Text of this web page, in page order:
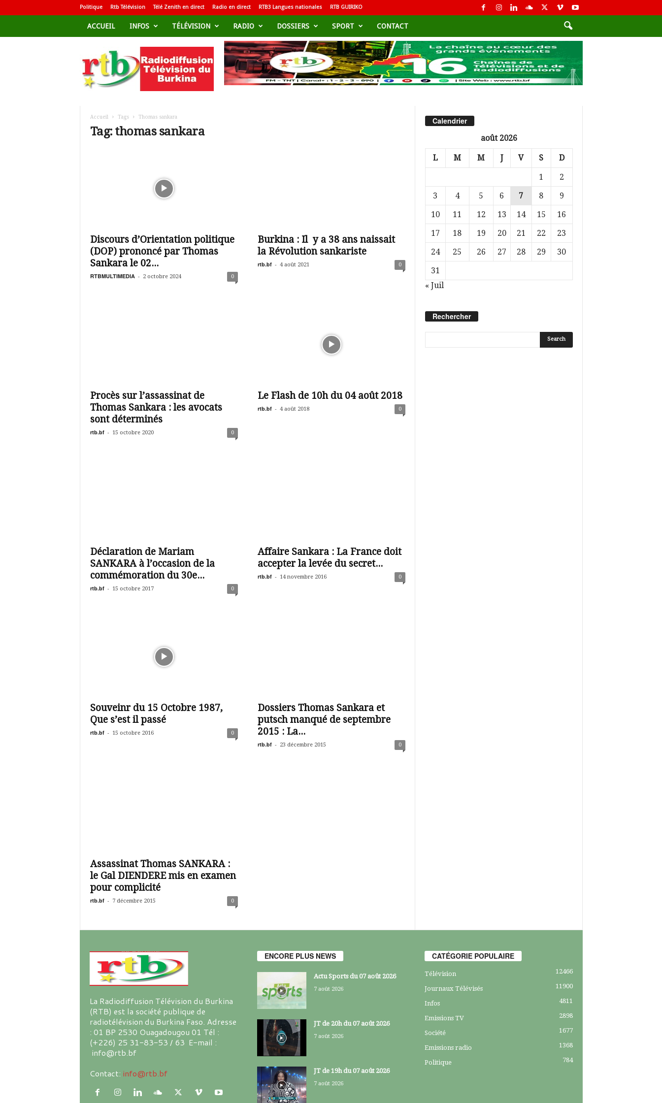
Politique Rtb Télévision Télé Zenith en direct Radio en direct RTB3 Langues nationales RTB GUIRIKO
ACCUEIL INFOS TÉLÉVISION RADIO DOSSIERS SPORT CONTACT
d
i
Accueil Tags Thomas sankara
Tag: thomas sankara
Discours d’Orientation politique
(DOP) prononcé par Thomas
Sankara le 02...
RTBMULTIMEDIA - 2 octobre 2024 0
Burkina : Il y a 38 ans naissait
la Révolution sankariste
rtb.bf - 4 août 2021 0
Procès sur l’assassinat de
Thomas Sankara : les avocats
sont déterminés
rtb.bf - 15 octobre 2020 0
Le Flash de 10h du 04 août 2018
rtb.bf - 4 août 2018 0
Déclaration de Mariam
SANKARA à l’occasion de la
commémoration du 30e...
rtb.bf - 15 octobre 2017 0
Affaire Sankara : La France doit
accepter la levée du secret...
rtb.bf - 14 novembre 2016 0
Souveinr du 15 Octobre 1987,
Que s’est il passé
rtb.bf - 15 octobre 2016 0
Dossiers Thomas Sankara et
putsch manqué de septembre
2015 : La...
rtb.bf - 23 décembre 2015 0
Assassinat Thomas SANKARA :
le Gal DIENDERE mis en examen
pour complicité
rtb.bf - 7 décembre 2015 0
Calendrier
août 2026
L M M J V S D
1
2
3
4 5 6 7 8
9
10
11 12 13 14 15
16
17
18 19 20 21 22
23
24
25 26 27 28 29
30
31
« Juil
Rechercher
La Radiodiffusion Télévision du Burkina
(RTB) est la société publique de
radiotélévision du Burkina Faso. Adresse
: 01 BP 2530 Ouagadougou 01 Tél :
(+226) 25 31-83-53 / 63 E-mail :
info@rtb.bf
Contact: info@rtb.bf
ENCORE PLUS NEWS
Actu Sports du 07 août 2026
7 août 2026
JT de 20h du 07 août 2026
7 août 2026
JT de 19h du 07 août 2026
7 août 2026
CATÉGORIE POPULAIRE
Télévision 12466
Journaux Télévisés 11900
Infos 4811
Emissions TV 2898
Société 1677
Emissions radio 1368
Politique 784